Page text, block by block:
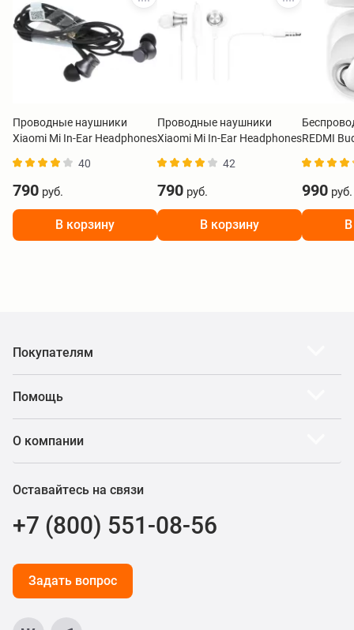
Проводные наушники
Xiaomi Mi In-Ear Headphones
40
790 руб.
В корзину
Проводные наушники
Xiaomi Mi In-Ear Headphones
42
790 руб.
В корзину
REDMI
990 руб.
Покупателям
Помощь
О компании
Оставайтесь на связи
+7 (800) 551-08-56
Задать вопрос